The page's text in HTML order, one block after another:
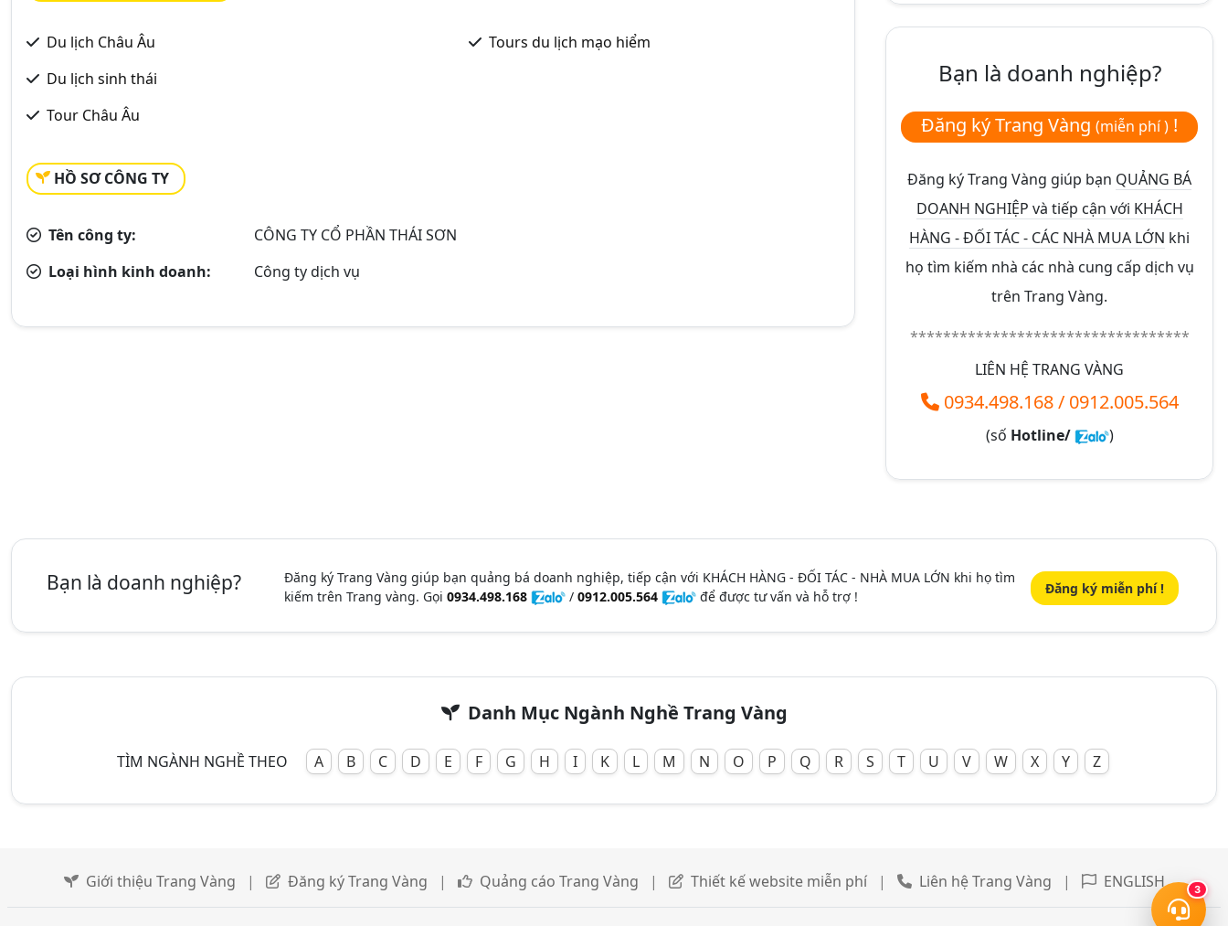
Du lịch Châu Âu
Du lịch sinh thái
Tour Châu Âu
Tours du lịch mạo hiểm
HỒ SƠ CÔNG TY
Tên công ty:
CÔNG TY CỔ PHẦN THÁI SƠN
Loại hình kinh doanh:
Công ty dịch vụ
Bạn là doanh nghiệp?
Đăng ký Trang Vàng (miễn phí ) !
Đăng ký Trang Vàng giúp bạn QUẢNG BÁ
DOANH NGHIỆP và tiếp cận với KHÁCH
HÀNG - ĐỐI TÁC - CÁC NHÀ MUA LỚN khi
họ tìm kiếm nhà các nhà cung cấp dịch vụ
trên Trang Vàng.
**********************************
LIÊN HỆ TRANG VÀNG
0934.498.168/ 0912.005.564
(số Hotline/ )
3
Bạn là doanh nghiệp?
Đăng ký Trang Vàng giúp bạn quảng bá doanh nghiệp, tiếp cận với KHÁCH HÀNG - ĐỐI TÁC - NHÀ MUA LỚN khi họ tìm
kiếm trên Trang vàng. Gọi 0934.498.168 / 0912.005.564 để được tư vấn và hỗ trợ ! Đăng ký miễn phí !
Danh Mục Ngành Nghề Trang Vàng
TÌM NGÀNH NGHỀ THEO A B C D E F G H I K L M N O P Q R S T U V W X Y Z
Giới thiệu Trang Vàng | Đăng ký Trang Vàng | Quảng cáo Trang Vàng | Thiết kế website miễn phí | Liên hệ Trang Vàng | ENGLISH